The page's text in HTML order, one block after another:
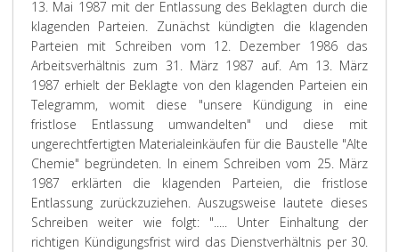
13. Mai 1987 mit der Entlassung des Beklagten durch die
klagenden Parteien. Zunächst kündigten die klagenden
Parteien mit Schreiben vom 12. Dezember 1986 das
Arbeitsverhältnis zum 31. März 1987 auf. Am 13. März
1987 erhielt der Beklagte von den klagenden Parteien ein
Telegramm, womit diese "unsere Kündigung in eine
fristlose Entlassung umwandelten" und diese mit
ungerechtfertigten Materialeinkäufen für die Baustelle "Alte
Chemie" begründeten. In einem Schreiben vom 25. März
1987 erklärten die klagenden Parteien, die fristlose
Entlassung zurückzuziehen. Auszugsweise lautete dieses
Schreiben weiter wie folgt: "..... Unter Einhaltung der
richtigen Kündigungsfrist wird das Dienstverhältnis per 30.